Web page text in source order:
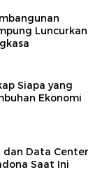
Luncurkan
Siapa yang
Ekonomi
dan Data Center
Saat Ini